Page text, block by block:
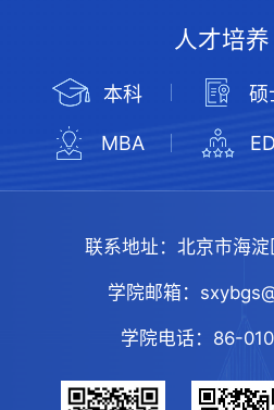
人才培养
本科 硕
MBA
联系地址： 北京市海
学院邮箱：
学院电话： 86-